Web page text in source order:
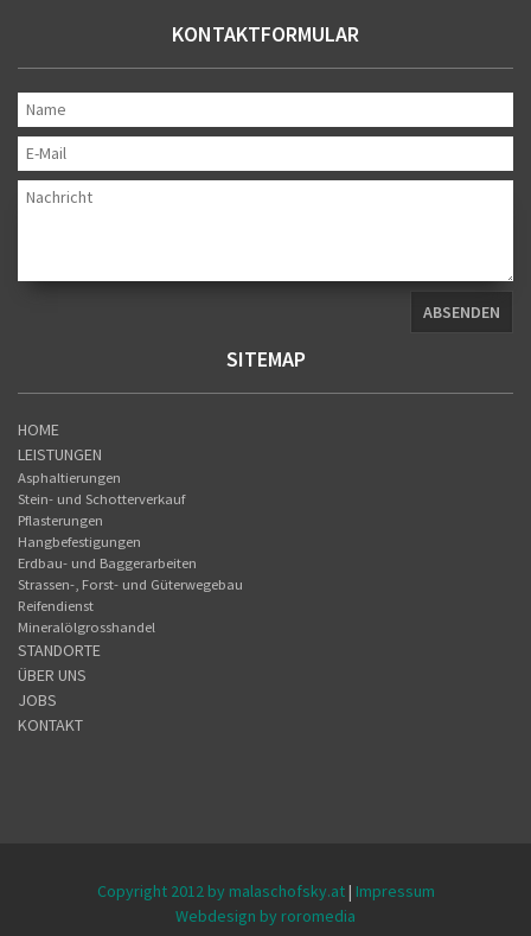
KONTAKTFORMULAR
SITEMAP
HOME
LEISTUNGEN
Asphaltierungen
Stein- und Schotterverkauf
Pflasterungen
Hangbefestigungen
Erdbau- und Baggerarbeiten
Strassen-, Forst- und Güterwegebau
Reifendienst
Mineralölgrosshandel
STANDORTE
ÜBER UNS
JOBS
KONTAKT
Copyright 2012 by malaschofsky.at| Impressum
Webdesign by roromedia